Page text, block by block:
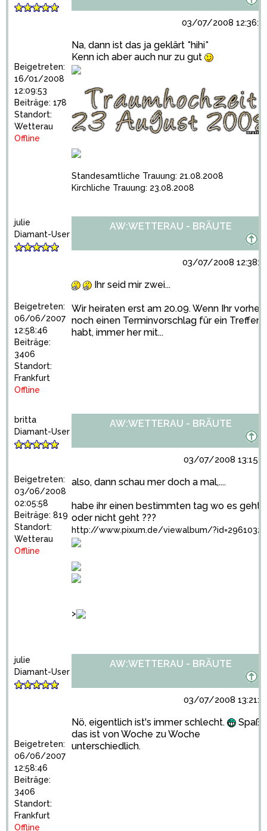
Beigetreten:
16/01/2008
12:09:53
Beiträge: 178
Standort:
Wetterau
Offline
03/07/2008
Na, dann ist das ja geklärt *hihi*
Kenn ich aber auch nur zu gut
Standesamtliche Trauung: 21.08.2008
Kirchliche Trauung: 23.08.2008
julie
Diamant-User
Beigetreten:
06/06/2007
12:58:46
Beiträge:
3406
Standort:
Frankfurt
Offline
AW:WETTERAU - BRÄUTE
03/07/2008
Ihr seid mir zwei...
Wir heiraten erst am 20.09. Wenn Ihr vorher
noch einen Terminvorschlag für ein Treffen
habt, immer her mit...
britta
Diamant-User
Beigetreten:
03/06/2008
02:05:58
Beiträge: 819
Standort:
Wetterau
Offline
AW:WETTERAU - BRÄUTE
03/07/2008
also, dann schau mer doch a mal,....
habe ihr einen bestimmten tag wo es geht
oder nicht geht ???
http://www.pixum.de/viewalbum/?id=2961032
>
julie
Diamant-User
Beigetreten:
06/06/2007
12:58:46
Beiträge:
3406
Standort:
Frankfurt
Offline
AW:WETTERAU - BRÄUTE
03/07/2008
Nö, eigentlich ist's immer schlecht.
Spaß...
das ist von Woche zu Woche
unterschiedlich.